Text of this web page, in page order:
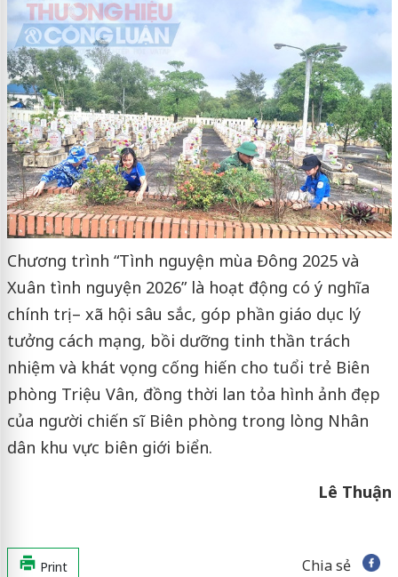
Chương trình “Tình nguyện mùa Đông 2025 và
Xuân tình nguyện 2026” là hoạt động có ý nghĩa
chính trị – xã hội sâu sắc, góp phần giáo dục lý
tưởng cách mạng, bồi dưỡng tinh thần trách
nhiệm và khát vọng cống hiến cho tuổi trẻ Biên
phòng Triệu Vân, đồng thời lan tỏa hình ảnh đẹp
của người chiến sĩ Biên phòng trong lòng Nhân
dân khu vực biên giới biển.
Lê Thuận
Print Chia sẻ